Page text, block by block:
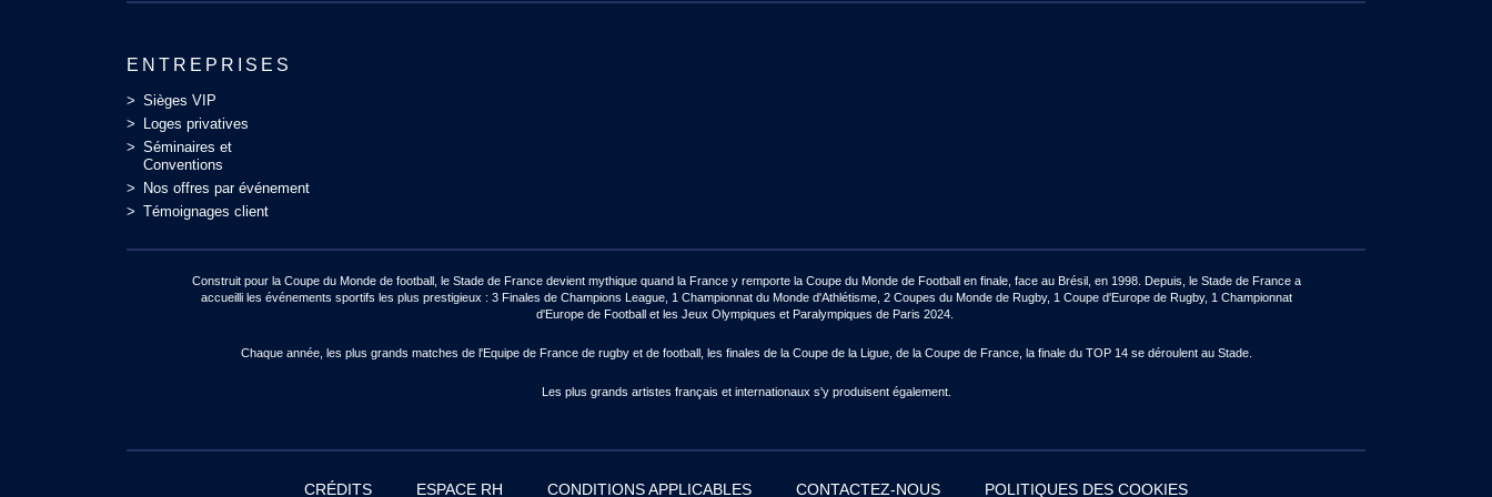
ENTREPRISES
Sièges VIP
Loges privatives
Séminaires et
Conventions
Nos offres par événement
Témoignages client
Construit pour la Coupe du Monde de football, le Stade de France devient mythique quand la France y remporte la Coupe du Monde de Football en finale, face au Brésil, en 1998. Depuis, le Stade de France a
accueilli les événements sportifs les plus prestigieux : 3 Finales de Champions League, 1 Championnat du Monde d'Athlétisme, 2 Coupes du Monde de Rugby, 1 Coupe d'Europe de Rugby, 1 Championnat
d'Europe de Football et les Jeux Olympiques et Paralympiques de Paris 2024.
Chaque année, les plus grands matches de l'Equipe de France de rugby et de football, les finales de la Coupe de la Ligue, de la Coupe de France, la finale du TOP 14 se déroulent au Stade.
Les plus grands artistes français et internationaux s'y produisent également.
CRÉDITS ESPACE RH CONDITIONS APPLICABLES CONTACTEZ-NOUS POLITIQUES DES COOKIES